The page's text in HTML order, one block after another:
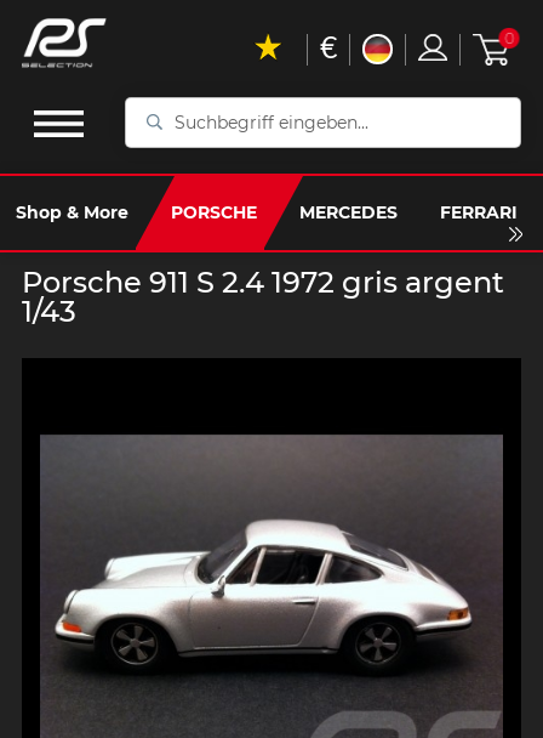
Suchbegriff
Shop & More PORSCHE MERCEDES FERRARI
€ 0
Porsche 911 S 2.4 1972 gris argent
1/43